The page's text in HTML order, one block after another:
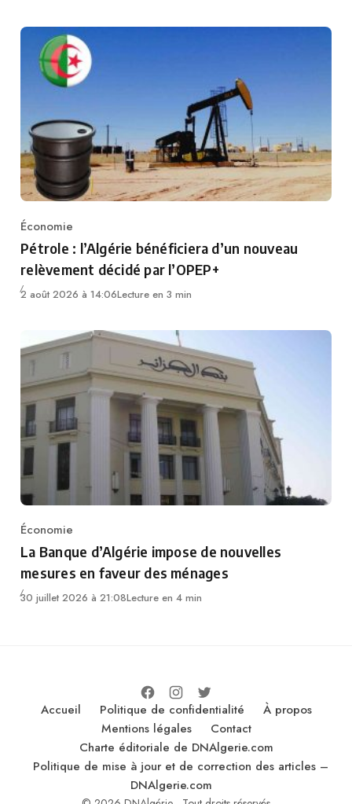
Category
Économie
Pétrole : l’Algérie bénéficiera d’un nouveau
relèvement décidé par l’OPEP+
2 août 2026 à 14:06Lecture en 3 min
Category
Économie
La Banque d’Algérie impose de nouvelles
mesures en faveur des ménages
30 juillet 2026 à 21:08Lecture en 4 min
Accueil Politique de confidentialité
À propos
Mentions légales
Contact
Charte éditoriale de DNAlgerie.com
Politique de mise à jour et de correction des articles –
DNAlgerie.com